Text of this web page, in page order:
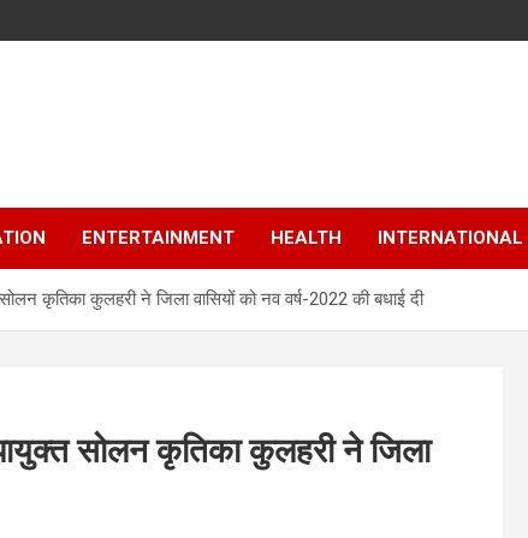
ENTERTAINMENT HEALTH INTERNATIONAL
कृतिका कुलहरी ने जिला वासियों को नव वर्ष-2022 की बधाई दी
सोलन कृतिका कुलहरी ने जिला